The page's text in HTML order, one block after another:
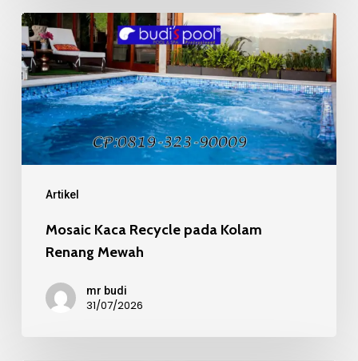
Artikel
Mosaic
Kaca
Recycle
pada
Kolam
Renang
Mosaic Kaca Recycle pada Kolam
Renang Mewah
mr budi
31/07/2026